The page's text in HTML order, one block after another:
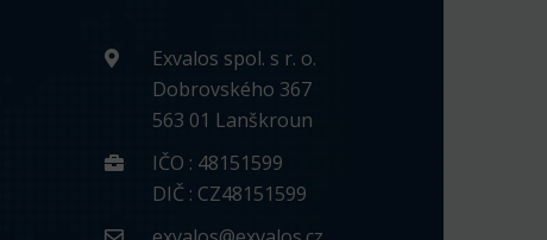
Exvalos spol. s r. o.
Dobrovského 367
563 01 Lanškroun
IČO : 48151599
DIČ : CZ48151599